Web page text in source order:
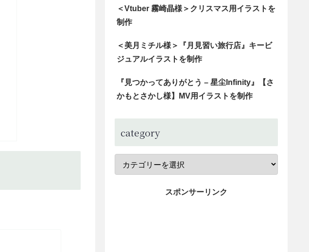
＜Vtuber 霧崎晶様＞クリスマス用イラストを
制作
＜美月ミチル様＞『月見習い旅行店』キービ
ジュアルイラストを制作
『見つかってありがとう – 星尘Infinity』【さ
かもとさかし様】MV用イラストを制作
category
スポンサーリンク